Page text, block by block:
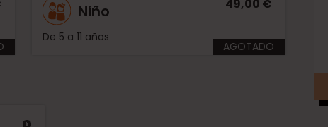
Niño
De 5 a 11 años
49,00 €
AGOTADO